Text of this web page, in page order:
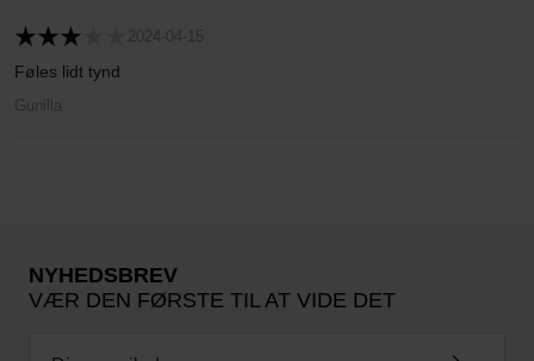
2024-04-15
Føles lidt tynd
Gunilla
NYHEDSBREV
VÆR DEN FØRSTE TIL AT VIDE DET